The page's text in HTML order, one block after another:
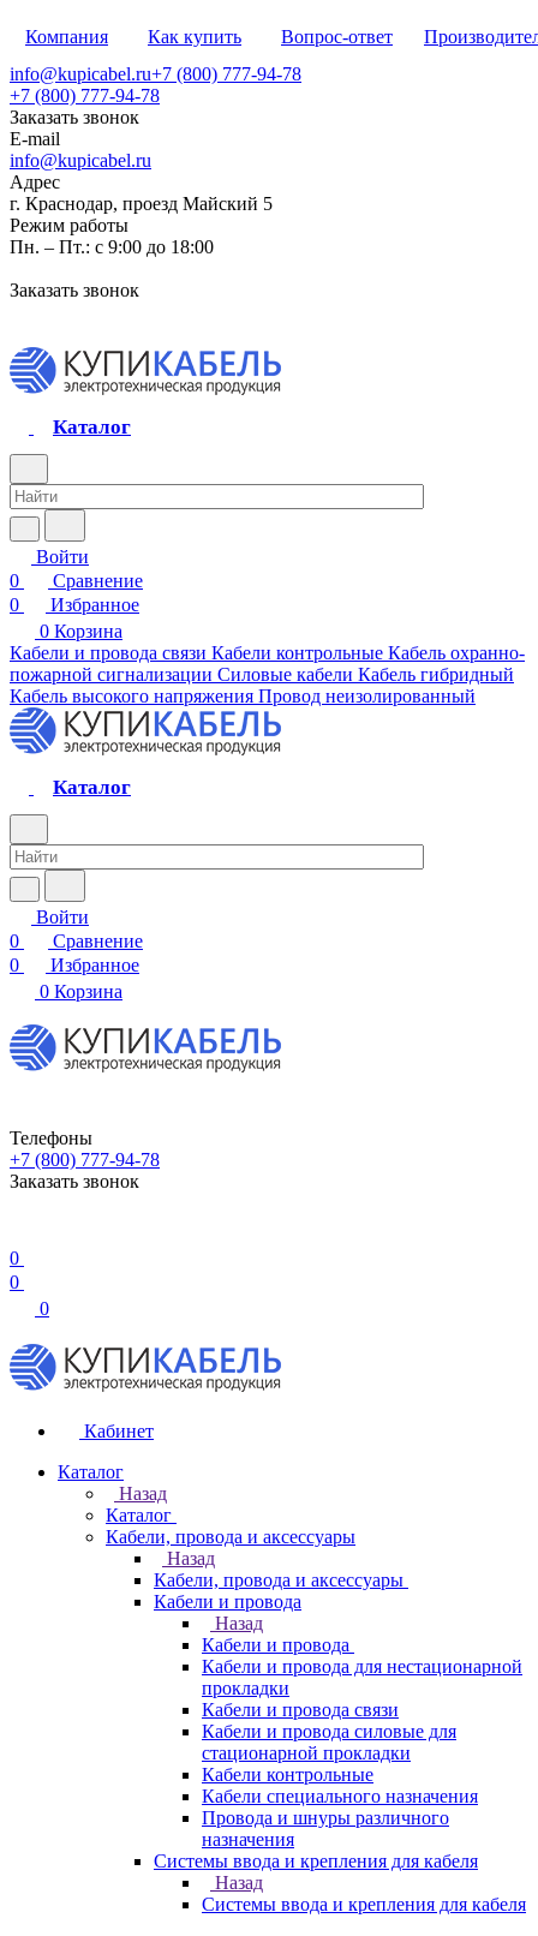
Компания Как купить Вопрос-ответ
info@kupicabel.ru+7 (800) 777-94-78
+7 (800) 777-94-78
Заказать звонок
E-mail
info@kupicabel.ru
Адрес
г. Краснодар, проезд Майский 5
Режим работы
Пн. – Пт.: с 9:00 до 18:00
Заказать звонок
Каталог
Войти
0
Сравнение
0
Избранное
0 Корзина
Кабели и провода связи Кабели контрольные Кабель охранно-
пожарной сигнализации Силовые кабели Кабель гибридный
Кабель высокого напряжения Провод неизолированный
Каталог
Войти
0
Сравнение
0
Избранное
0 Корзина
Телефоны
+7 (800) 777-94-78
Заказать звонок
0
0
0
Кабинет
Каталог
Назад
Каталог
Кабели, провода и аксессуары
Назад
Кабели, провода и аксессуары
Кабели и провода
Назад
Кабели и провода
Кабели и провода для нестационарной
прокладки
Кабели и провода связи
Кабели и провода силовые для
стационарной прокладки
Кабели контрольные
Кабели специального назначения
Провода и шнуры различного
назначения
Системы ввода и крепления для кабеля
Назад
Системы ввода и крепления для кабеля